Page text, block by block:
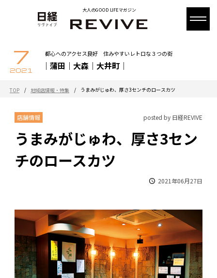
大人のGOOD LIFEマガジン
7
2021
都心へのアクセス良好 住みやすいレトロな３つの街
｜蒲田｜大森｜大井町｜
TOP / 地域店情報・特集 / うまみがじゅわ、厚さ3センチのロースカツ
店舗情報 posted by 日経REVIVE
うまみがじゅわ、厚さ3セン
チのロースカツ
2021年06月27日